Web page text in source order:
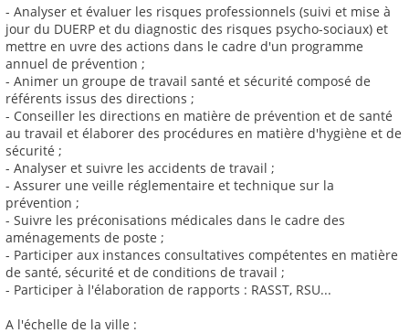
- Analyser et évaluer les risques professionnels (suivi et mise à
jour du DUERP et du diagnostic des risques psycho-sociaux) et
mettre en uvre des actions dans le cadre d'un programme
annuel de prévention ;
- Animer un groupe de travail santé et sécurité composé de
référents issus des directions ;
- Conseiller les directions en matière de prévention et de santé
au travail et élaborer des procédures en matière d'hygiène et de
sécurité ;
- Analyser et suivre les accidents de travail ;
- Assurer une veille réglementaire et technique sur la
prévention ;
- Suivre les préconisations médicales dans le cadre des
aménagements de poste ;
- Participer aux instances consultatives compétentes en matière
de santé, sécurité et de conditions de travail ;
- Participer à l'élaboration de rapports : RASST, RSU...
A l'échelle de la ville :